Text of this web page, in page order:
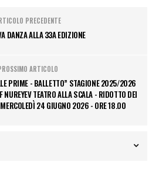
PRECEDENTE
DANZA ALLA 33A EDIZIONE
ARTICOLO
PRIME - BALLETTO” STAGIONE 2025/2026
TEATRO ALLA SCALA - RIDOTTO DEI
24 GIUGNO 2026 - ORE 18.00